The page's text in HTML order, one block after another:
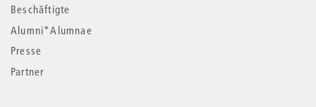
Beschäftigte
Alumni*Alumnae
Presse
Partner